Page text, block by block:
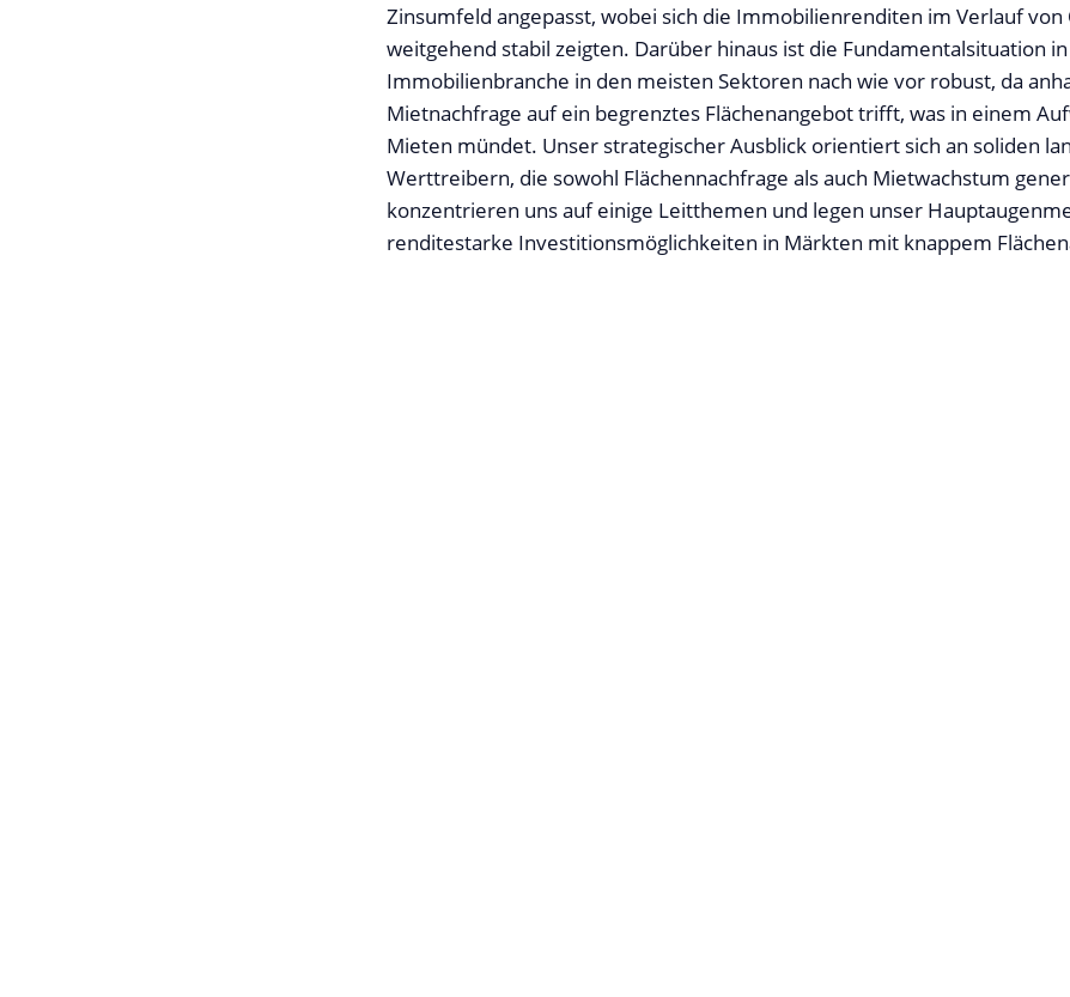
Zinsumfeld angepasst, wobei sich die Immobilienrenditen im Verlauf von
weitgehend stabil zeigten. Darüber hinaus ist die Fundamentalsituation
Immobilienbranche in den meisten Sektoren nach wie vor robust, da
Mietnachfrage auf ein begrenztes Flächenangebot trifft, was in einem
Mieten mündet. Unser strategischer Ausblick orientiert sich an soliden
Werttreibern, die sowohl Flächennachfrage als auch Mietwachstum
konzentrieren uns auf einige Leitthemen und legen unser
renditestarke Investitionsmöglichkeiten in Märkten mit knappem